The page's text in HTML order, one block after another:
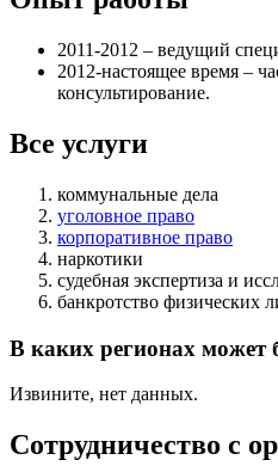
2011-2012 – ведущий
2012-настоящее время –
консультирование.
Все услуги
коммунальные дела
уголовное право
корпоративное право
наркотики
судебная экспертиза и
банкротство физических
В каких регионах
Извините, нет данных.
Сотрудничество с